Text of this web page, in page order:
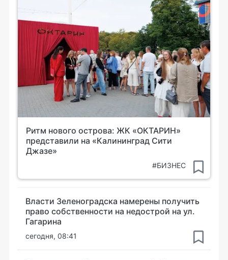
Ритм нового острова: ЖК «ОКТАРИН»
представили на «Калининград Сити
Джазе»
#БИЗНЕС
Власти Зеленоградска намерены получить
право собственности на недострой на ул.
Гагарина
сегодня, 08:41